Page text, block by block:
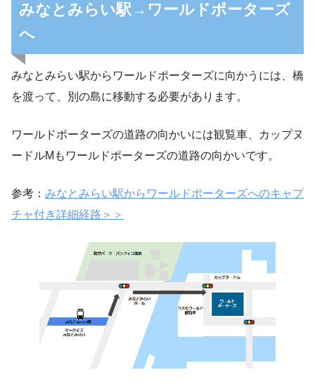
みなとみらい駅→ワールドポーターズ
へ
みなとみらい駅からワールドポーターズに向かうには、橋
を渡って、別の島に移動する必要があります。
ワールドポーターズの道路の向かいには観覧車、カップヌ
ードルMもワールドポーターズの道路の向かいです。
参考： みなとみらい駅からワールドポーターズへのキャプ
チャ付き詳細経路＞＞